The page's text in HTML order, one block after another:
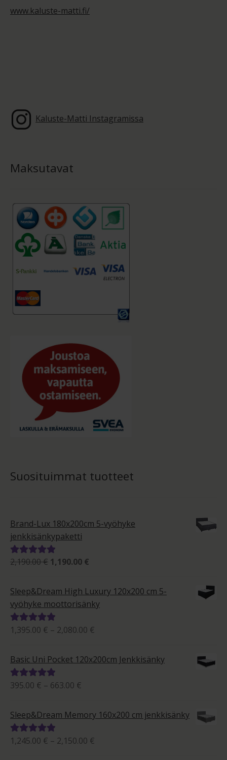
www.kaluste-matti.fi/
Kaluste-Matti Instagramissa
Maksutavat
Suosituimmat tuotteet
Brand-Lux 180x200cm 5-vyöhyke
jenkkisänkypaketti
Arvostelu
5.00
/ 5
2,190.00€ Alkuperäinen
oli:
2,190.00 €.
1,190.00 €
on:
1,190.00 €.
Sleep&Dream High Luxury 120x200 cm 5-
vyöhyke moottorisänky
Arvostelu
5.00
/ 5
1,395.00 € – 2,080.00 €
-
2,080.00 €
Basic Uni Pocket 120x200cm Jenkkisänky
Arvostelu
5.00
/ 5
395.00 € – 663.00 €
663.00 €
Sleep&Dream Memory 160x200 cm jenkkisänky
Arvostelu
1,245.00 € – 2,150.00 €